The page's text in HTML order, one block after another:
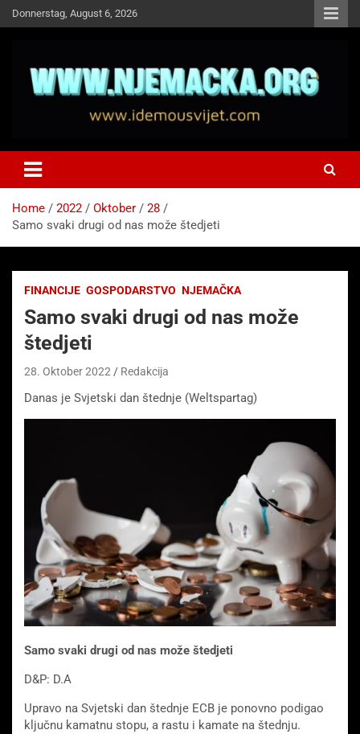
Skip
to
Donnerstag, August 6, 2026
Idemo u Svijet-Njemacka!
Home 2022 Oktober
28
Samo svaki drugi od nas može štedjeti
FINANCIJE GOSPODARSTVO NJEMAČKA
Samo svaki drugi od nas može
štedjeti
28. Oktober 2022 Redakcija
Danas je Svjetski dan štednje (Weltspartag)
Samo svaki drugi od nas može štedjeti
D&P: D.A
Upravo na Svjetski dan štednje ECB je ponovno podigao
ključnu kamatnu stopu, a rastu i kamate na štednju.